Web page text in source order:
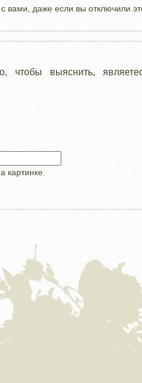
вами, даже если вы отключили
чтобы выяснить,
картинке.